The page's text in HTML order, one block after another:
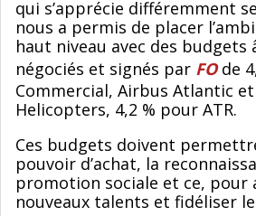
qui s’apprécie différemment
nous a permis de placer
haut niveau avec des budgets
négociés et signés par FOde
Commercial, Airbus Atlantic
Helicopters, 4,2 % pour ATR.
Ces budgets doivent
pouvoir d’achat, la
promotion sociale et ce, pour
nouveaux talents et fidéliser